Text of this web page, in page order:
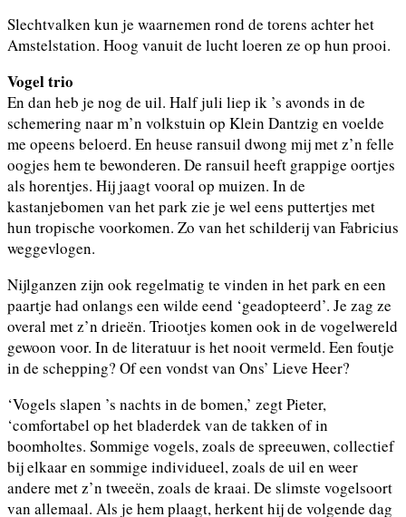
Slechtvalken kun je waarnemen rond de torens achter het
Amstelstation. Hoog vanuit de lucht loeren ze op hun prooi.
Vogel trio
En dan heb je nog de uil. Half juli liep ik ’s avonds in de
schemering naar m’n volkstuin op Klein Dantzig en voelde
me opeens beloerd. En heuse ransuil dwong mij met z’n felle
oogjes hem te bewonderen. De ransuil heeft grappige oortjes
als horentjes. Hij jaagt vooral op muizen. In de
kastanjebomen van het park zie je wel eens puttertjes met
hun tropische voorkomen. Zo van het schilderij van Fabricius
weggevlogen.
Nijlganzen zijn ook regelmatig te vinden in het park en een
paartje had onlangs een wilde eend ‘geadopteerd’. Je zag ze
overal met z’n drieën. Triootjes komen ook in de vogelwereld
gewoon voor. In de literatuur is het nooit vermeld. Een foutje
in de schepping? Of een vondst van Ons’ Lieve Heer?
‘Vogels slapen ’s nachts in de bomen,’ zegt Pieter,
‘comfortabel op het bladerdek van de takken of in
boomholtes. Sommige vogels, zoals de spreeuwen, collectief
bij elkaar en sommige individueel, zoals de uil en weer
andere met z’n tweeën, zoals de kraai. De slimste vogelsoort
van allemaal. Als je hem plaagt, herkent hij de volgende dag